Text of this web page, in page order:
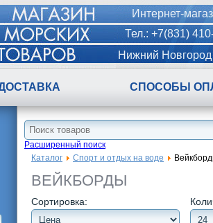
Интернет-
Тел.: +7(831)
Нижний Новгород
СПОСОБЫ
Расширенный поиск
Каталог
Спорт и отдых на воде
ВЕЙКБОРДЫ
Сортировка: